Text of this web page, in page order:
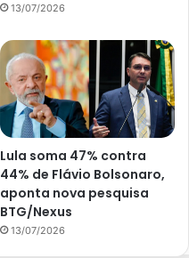
13/07/2026
Lula soma 47% contra
44% de Flávio Bolsonaro,
aponta nova pesquisa
BTG/Nexus
13/07/2026